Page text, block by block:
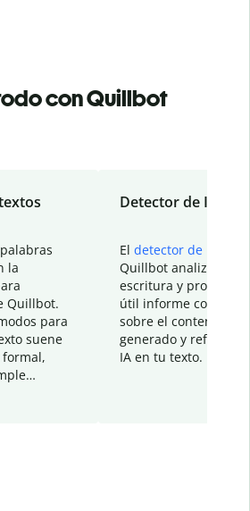
con Quillbot
la
Quillbot.
para
suene
Detector de IA
El detector de IA
Quillbot analiza tu
escritura y
útil informe con
sobre el contenido
generado y refinado
IA en tu texto.